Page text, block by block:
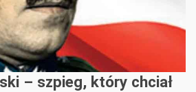
– szpieg, który chciał